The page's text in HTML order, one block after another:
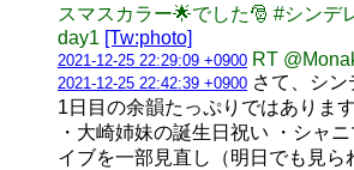
スマスカラー🌟でした🎅 #シンデ
day1 [Tw:photo]
2021-12-25 22:29:09 +0900 RT
2021-12-25 22:42:39 +0900 さて、シ
1日目の余韻たっぷりではありま
・大崎姉妹の誕生日祝い ・シャ
イブを一部見直し（明日でも見ら